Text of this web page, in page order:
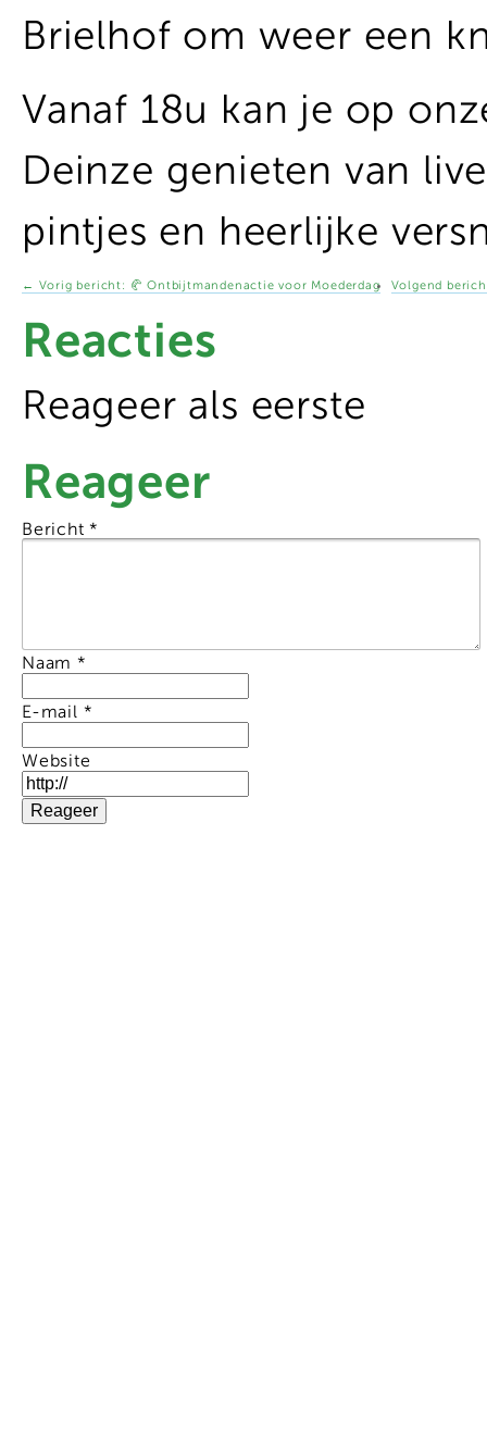
Brielhof om weer een
Vanaf 18u kan je op
Deinze genieten van
pintjes en heerlijke
← Vorig bericht: 🥐 Ontbijtmandenactie voor Moederdag Volgend
Reacties
Reageer als eerste
Reageer
Bericht*
Naam *
E-mail *
Website